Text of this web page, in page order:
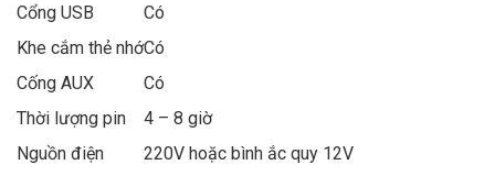
Cổng USB
Có
Khe cắm thẻ nhớCó
Cống AUX
Có
Thời lượng pin
4 – 8 giờ
Nguồn điện
220V hoặc bình ắc quy 12V